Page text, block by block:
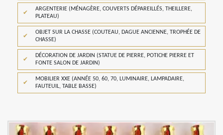
ARGENTERIE (MÉNAGÈRE, COUVERTS DÉPAREILLÉS, THEILLERE,
PLATEAU)
OBJET SUR LA CHASSE (COUTEAU, DAGUE ANCIENNE, TROPHÉE DE
CHASSE)
DÉCORATION DE JARDIN (STATUE DE PIERRE, POTICHE PIERRE ET
FONTE SALON DE JARDIN)
MOBILIER XXE (ANNÉE 50, 60, 70, LUMINAIRE, LAMPADAIRE,
FAUTEUIL, TABLE BASSE)